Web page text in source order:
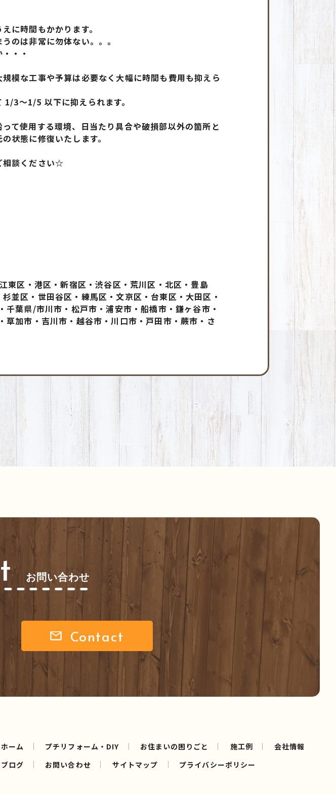
に時間もかかります。
のは非常に勿体ない。。。
・・
模な工事や予算は必要なく大幅に時間も費用も抑えら
3～1/5 以下に抑えられます。
て使用する環境、日当たり具合や破損部以外の箇所と
状態に修復いたします。
相談ください☆
東区・港区・新宿区・渋谷区・荒川区・北区・豊島
並区・世田谷区・練馬区・文京区・台東区・大田区・
葉県/市川市・松戸市・浦安市・船橋市・鎌ヶ谷市・
加市・吉川市・越谷市・川口市・戸田市・蕨市・さ
お問い合わせ
Contact
ホーム プチリフォーム・DIY お住まいの困りごと 施工例
会社情報
ブログ
お問い合わせ サイトマップ プライバシーポリシー